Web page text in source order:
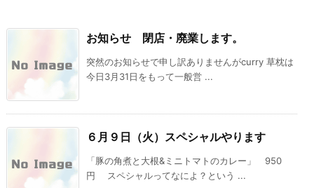
お知らせ 閉店・廃業します。
突然のお知らせで申し訳ありませんがcurry 草枕は
今日3月31日をもって一般営 ...
６月９日（火）スペシャルやります
「豚の角煮と大根&ミニトマトのカレー」 950
円 スペシャルってなによ？という ...